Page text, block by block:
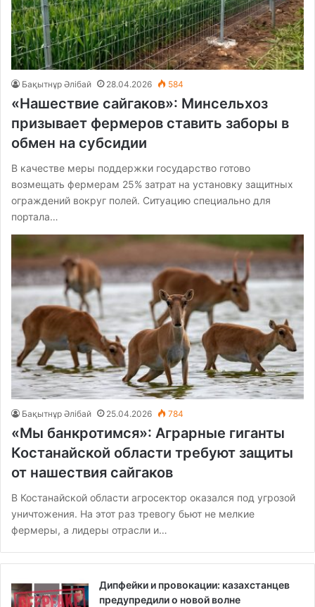
Бақытнұр Әлібай 28.04.2026 584
«Нашествие сайгаков»: Минсельхоз
призывает фермеров ставить заборы в
обмен на субсидии
В качестве меры поддержки государство готово
возмещать фермерам 25% затрат на установку защитных
ограждений вокруг полей. Ситуацию специально для
портала…
Бақытнұр Әлібай 25.04.2026 784
«Мы банкротимся»: Аграрные гиганты
Костанайской области требуют защиты
от нашествия сайгаков
В Костанайской области агросектор оказался под угрозой
уничтожения. На этот раз тревогу бьют не мелкие
фермеры, а лидеры отрасли и…
Дипфейки и провокации: казахстанцев
предупредили о новой волне